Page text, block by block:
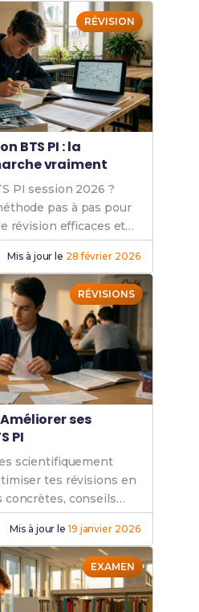
RÉVISION
BTS PI : la
vraiment
PI session 2026 ?
pas à pas pour
révision efficaces et
Conseils +
Mis à jour le 28 février 2026
RÉVISIONS
ses
PI
scientifiquement
tes révisions en
concrètes, conseils
résultats dès
Mis à jour le 19 janvier 2026
EXAMEN